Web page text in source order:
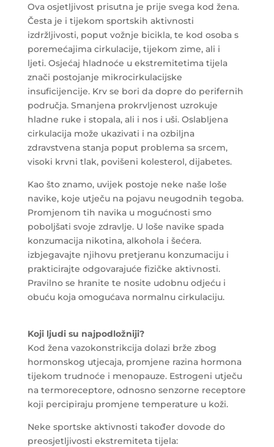
Ova osjetljivost prisutna je prije svega kod žena.
Česta je i tijekom sportskih aktivnosti
izdržljivosti, poput vožnje bicikla, te kod osoba s
poremećajima cirkulacije, tijekom zime, ali i
ljeti. Osjećaj hladnoće u ekstremitetima tijela
znači postojanje mikrocirkulacijske
insuficijencije. Krv se bori da dopre do perifernih
područja. Smanjena prokrvljenost uzrokuje
hladne ruke i stopala, ali i nos i uši. Oslabljena
cirkulacija može ukazivati i na ozbiljna
zdravstvena stanja poput problema sa srcem,
visoki krvni tlak, povišeni kolesterol, dijabetes.
Kao što znamo, uvijek postoje neke naše loše
navike, koje utječu na pojavu neugodnih tegoba.
Promjenom tih navika u mogućnosti smo
poboljšati svoje zdravlje. U loše navike spada
konzumacija nikotina, alkohola i šećera.
izbjegavajte njihovu pretjeranu konzumaciju i
prakticirajte odgovarajuće fizičke aktivnosti.
Pravilno se hranite te nosite udobnu odjeću i
obuću koja omogućava normalnu cirkulaciju.
Koji ljudi su najpodložniji?
Kod žena vazokonstrikcija dolazi brže zbog
hormonskog utjecaja, promjene razina hormona
tijekom trudnoće i menopauze. Estrogeni utječu
na termoreceptore, odnosno senzorne receptore
koji percipiraju promjene temperature u koži.
Neke sportske aktivnosti također dovode do
preosjetljivosti ekstremiteta tijela: